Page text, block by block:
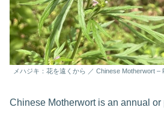
メハジキ：花を遠くから ／ Chinese Motherwort –
Chinese Motherwort is an annual